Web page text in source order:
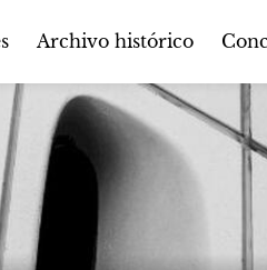
Archivo histórico